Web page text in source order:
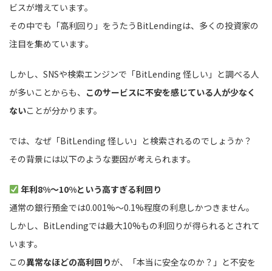
ビスが増えています。
その中でも「高利回り」をうたうBitLendingは、多くの投資家の
注目を集めています。
しかし、SNSや検索エンジンで「BitLending 怪しい」と調べる人
が多いことからも、 このサービスに不安を感じている人が少なく
ないことが分かります。
では、なぜ「BitLending 怪しい」と検索されるのでしょうか？
その背景には以下のような要因が考えられます。
年利8%〜10%という高すぎる利回り
通常の銀行預金では0.001%〜0.1%程度の利息しかつきません。
しかし、BitLendingでは最大10%もの利回りが得られるとされて
います。
この異常なほどの高利回りが、「本当に安全なのか？」と不安を